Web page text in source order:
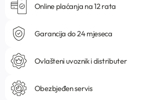
Online plaćanja na 12 rata
Garancija do 24 mjeseca
Ovlašteni uvoznik i distributer
Obezbjeđen servis